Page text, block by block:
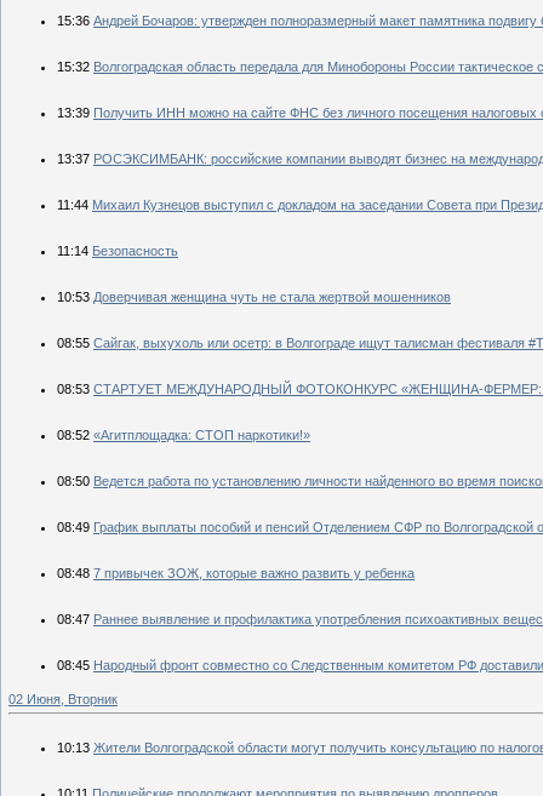
15:36 Андрей Бочаров: утвержден полноразмерный макет памятника
15:32 Волгоградская область передала для Минобороны России тактическое
13:39 Получить ИНН можно на сайте ФНС без личного посещения
13:37 РОСЭКСИМБАНК: российские компании выводят бизнес на
11:44 Михаил Кузнецов выступил с докладом на заседании Совета при
11:14 Безопасность
10:53 Доверчивая женщина чуть не стала жертвой мошенников
08:55 Сайгак, выхухоль или осетр: в Волгограде ищут талисман фестиваля
08:53 СТАРТУЕТ МЕЖДУНАРОДНЫЙ ФОТОКОНКУРС «ЖЕНЩИНА-
08:52 «Агитплощадка: СТОП наркотики!»
08:50 Ведется работа по установлению личности найденного во время
08:49 График выплаты пособий и пенсий Отделением СФР по Волгоградской
08:48 7 привычек ЗОЖ, которые важно развить у ребенка
08:47 Раннее выявление и профилактика употребления психоактивных
08:45 Народный фронт совместно со Следственным комитетом РФ
02 Июня, Вторник
10:13 Жители Волгоградской области могут получить консультацию по